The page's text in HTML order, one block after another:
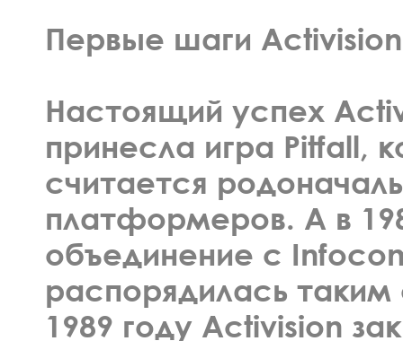
Первые шаги Activision
Настоящий успех
принесла игра Pitfall,
считается
платформеров. А в
объединение с
распорядилась
1989 году Activision